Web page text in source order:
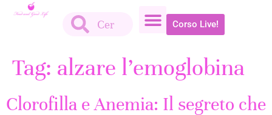
Corso Live!
Tag: alzare l’emoglobina
Clorofilla e Anemia: Il segreto che